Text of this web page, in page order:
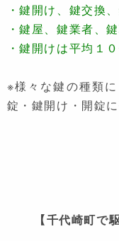
・鍵開け、鍵交換
・鍵屋、鍵業者、
・鍵開けは平均１
※様々な鍵の種類
錠・鍵開け・開錠
【千代崎町で